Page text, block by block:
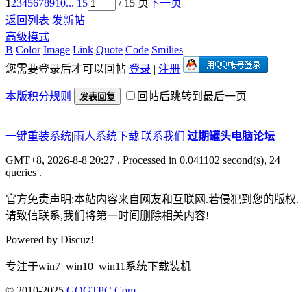
12345678910... 15 / 15 页下一页
返回列表 发新帖
高级模式
B Color Image Link Quote Code Smilies
您需要登录后才可以回帖 登录 | 注册
本版积分规则 发表回复 回帖后跳转到最后一页
一键重装系统|雨人系统下载|联系我们 |过期罐头电脑论坛
GMT+8, 2026-8-8 20:27 , Processed in 0.041102 second(s), 24
queries .
官方免责声明:本站内容来自网友和互联网.若侵犯到您的版权.
请致信联系,我们将第一时间删除相关内容!
Powered by Discuz!
专注于win7_win10_win11系统下载装机